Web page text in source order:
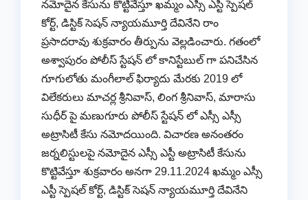
నమోదైన కేసును కొట్టివేస్తూ ఖమ్మం ఎస్సీ ఎస్టీ స్పెషల్
కోర్ట్, డిస్టిక్ సెషన్ న్యాయమూర్తి దేవినేని రాం
ప్రసాదరావు శుక్రవారం తీర్పును వెల్లడించారు. గతంలో
అశ్వాపురం పోలీస్ స్టేషన్ లో కానిస్టేబుల్ గా పనిచేసిన
గూగులోతు మంగీలాల్ ఫిర్యాదు మేరకు 2019 లో
విలేకరులు మాచర్ల శ్రీనివాస్, లింగ శ్రీనివాస్, మారాసు
సుధీర్ పై మణుగూరు పోలీస్ స్టేషన్ లో ఎస్సీ ఎస్సీ
అట్రాసిటీ కేసు నమోదయింది. విచారణ అనంతరం
జర్నలిస్టులపై నమోదైన ఎస్సీ ఎస్టీ అట్రాసిటీ కేసును
కొట్టివేస్తూ శుక్రవారం అనగా 29.11.2024 ఖమ్మం ఎస్సీ
ఎస్టీ స్పెషల్ కోర్ట్, డిస్టిక్ సెషన్ న్యాయమూర్తి దేవినేని